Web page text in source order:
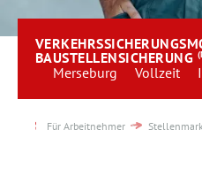
BAUSTELLENSICHERUNG
Merseburg Vollzeit
Für Arbeitnehmer
Blog
Team
Kontakt